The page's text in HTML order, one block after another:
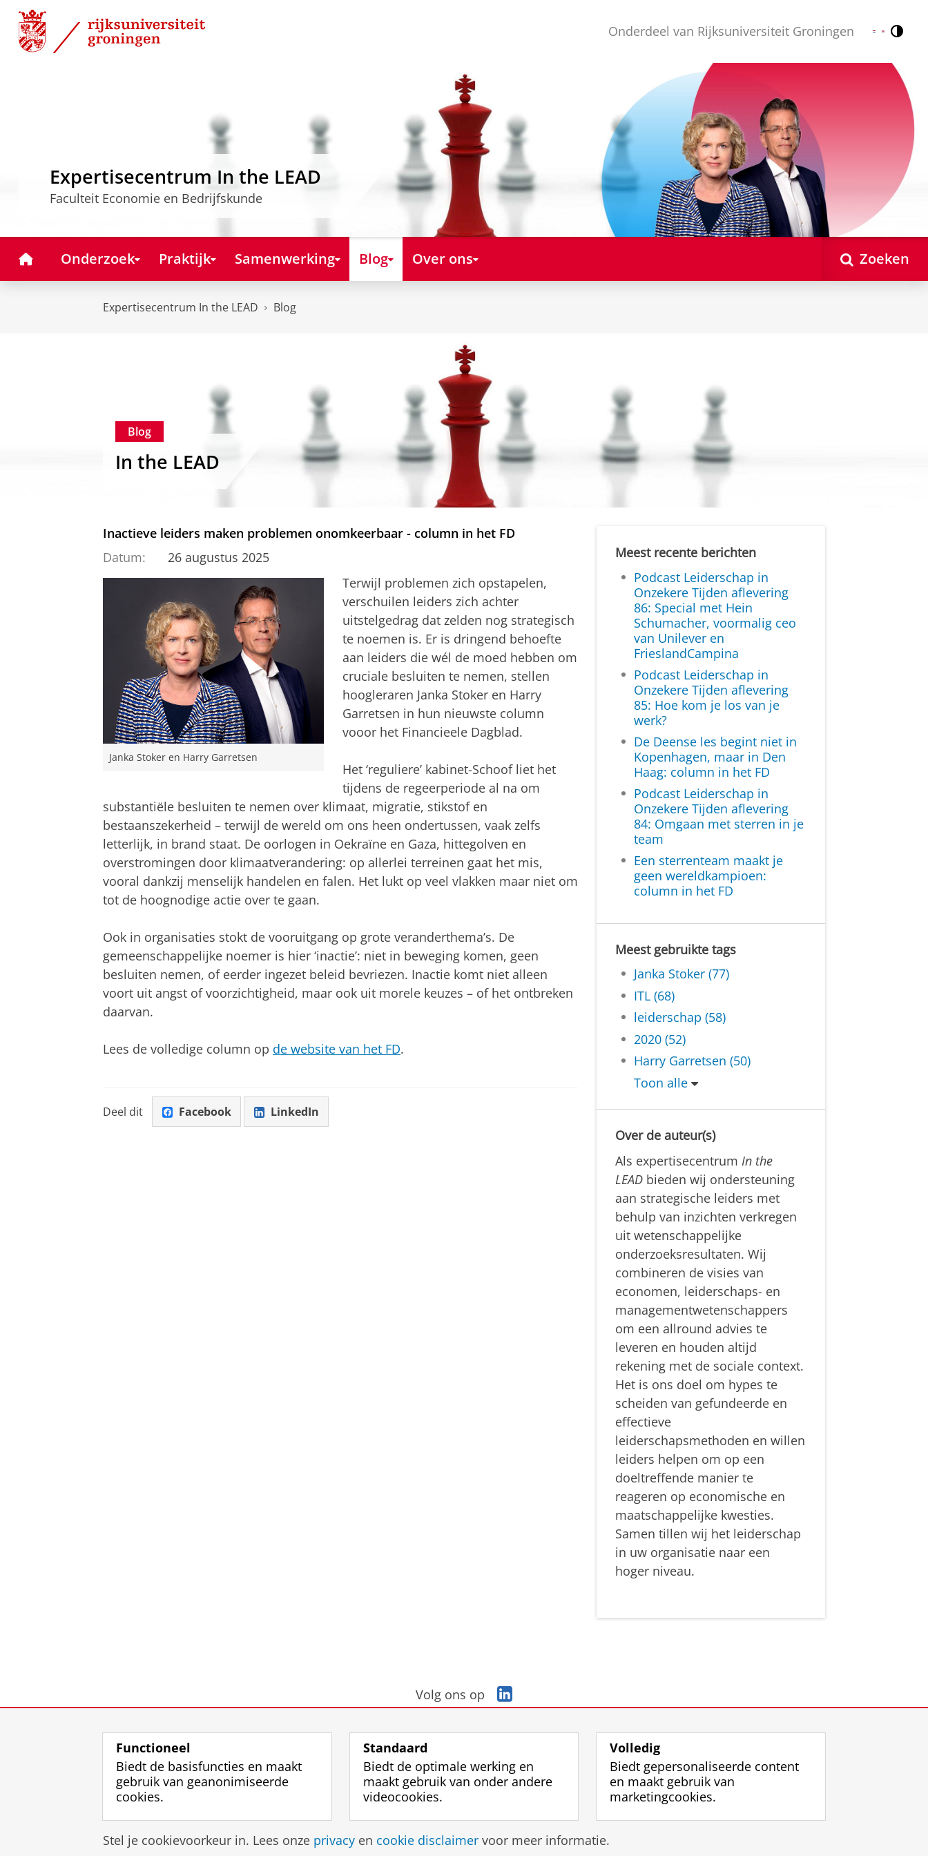
Skip
Content
Skip
Navigation
Onderdeel van Rijksuniversiteit Groningen Nederlands
English
Expertisecentrum In the LEAD
Faculteit Economie en Bedrijfskunde
HomeOnderzoek Praktijk Samenwerking Blog Over ons Zoeken
Expertisecentrum In the LEAD Blog
Blog
In the LEAD
Inactieve leiders maken problemen onomkeerbaar - column in het FD
Datum:
26 augustus 2025
Janka Stoker en Harry Garretsen
Terwijl problemen zich opstapelen,
verschuilen leiders zich achter
uitstelgedrag dat zelden nog strategisch
te noemen is. Er is dringend behoefte
aan leiders die wél de moed hebben om
cruciale besluiten te nemen, stellen
hoogleraren Janka Stoker en Harry
Garretsen in hun nieuwste column
vooor het Financieele Dagblad.
Het ‘reguliere’ kabinet-Schoof liet het
tijdens de regeerperiode al na om
substantiële besluiten te nemen over klimaat, migratie, stikstof en
bestaanszekerheid – terwijl de wereld om ons heen ondertussen, vaak zelfs
letterlijk, in brand staat. De oorlogen in Oekraïne en Gaza, hittegolven en
overstromingen door klimaatverandering: op allerlei terreinen gaat het mis,
vooral dankzij menselijk handelen en falen. Het lukt op veel vlakken maar niet om
tot de hoognodige actie over te gaan.
Ook in organisaties stokt de vooruitgang op grote veranderthema’s. De
gemeenschappelijke noemer is hier ‘inactie’: niet in beweging komen, geen
besluiten nemen, of eerder ingezet beleid bevriezen. Inactie komt niet alleen
voort uit angst of voorzichtigheid, maar ook uit morele keuzes – of het ontbreken
daarvan.
Lees de volledige column op de website van het FD.
Deel dit Facebook LinkedIn
Meest recente berichten
Podcast Leiderschap in
Onzekere Tijden aflevering
86: Special met Hein
Schumacher, voormalig ceo
van Unilever en
FrieslandCampina
Podcast Leiderschap in
Onzekere Tijden aflevering
85: Hoe kom je los van je
werk?
De Deense les begint niet in
Kopenhagen, maar in Den
Haag: column in het FD
Podcast Leiderschap in
Onzekere Tijden aflevering
84: Omgaan met sterren in je
team
Een sterrenteam maakt je
geen wereldkampioen:
column in het FD
Meest gebruikte tags
Janka Stoker (77)
ITL (68)
leiderschap (58)
2020 (52)
Harry Garretsen (50)
Toon alle
Over de auteur(s)
Als expertisecentrumIn the
LEAD bieden wij ondersteuning
aan strategische leiders met
behulp van inzichten verkregen
uit wetenschappelijke
onderzoeksresultaten. Wij
combineren de visies van
economen, leiderschaps- en
managementwetenschappers
om een allround advies te
leveren en houden altijd
rekening met de sociale context.
Het is ons doel om hypes te
scheiden van gefundeerde en
effectieve
leiderschapsmethoden en willen
leiders helpen om op een
doeltreffende manier te
reageren op economische en
maatschappelijke kwesties.
Samen tillen wij het leiderschap
in uw organisatie naar een
hoger niveau.
Volg ons op
i
d
I
a
Disclaimer & Copyright Privacy Cookies Inloggen
Functioneel
Biedt de basisfuncties en maakt
gebruik van geanonimiseerde
cookies.
Standaard
Biedt de optimale werking en
maakt gebruik van onder andere
videocookies.
Volledig
Biedt gepersonaliseerde content
en maakt gebruik van
marketingcookies.
Stel je cookievoorkeur in. Lees onze privacy en cookie disclaimer voor meer informatie.